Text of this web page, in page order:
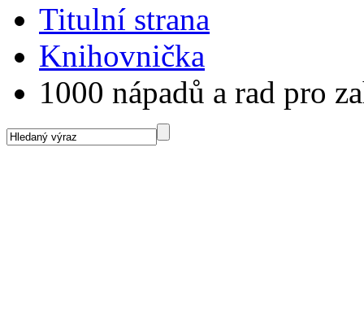
Titulní strana
Knihovnička
1000 nápadů a rad pro